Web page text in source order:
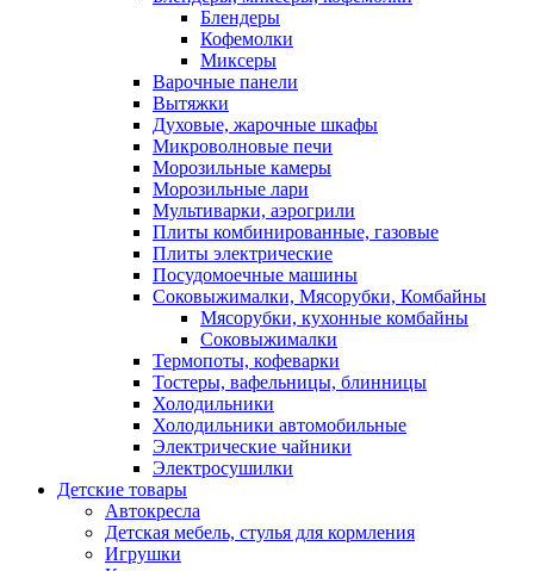
Блендеры
Кофемолки
Миксеры
Варочные панели
Вытяжки
Духовые, жарочные шкафы
Микроволновые печи
Морозильные камеры
Морозильные лари
Мультиварки, аэрогрили
Плиты комбинированные, газовые
Плиты электрические
Посудомоечные машины
Соковыжималки, Мясорубки, Комбайны
Мясорубки, кухонные комбайны
Соковыжималки
Термопоты, кофеварки
Тостеры, вафельницы, блинницы
Холодильники
Холодильники автомобильные
Электрические чайники
Электросушилки
Детские товары
Автокресла
Детская мебель, стулья для кормления
Игрушки